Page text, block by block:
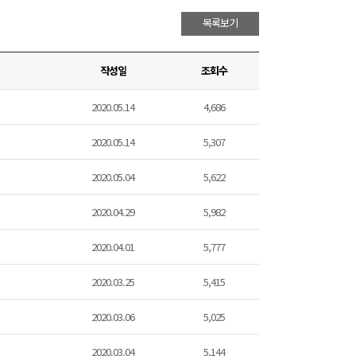
목록보기
작성일 조회수
2020.05.14 4,686
2020.05.14 5,307
2020.05.04 5,622
2020.04.29 5,982
2020.04.01 5,777
2020.03.25 5,415
2020.03.06 5,025
2020.03.04 5,144